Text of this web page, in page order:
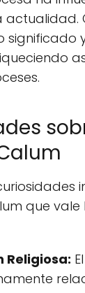
actualidad.
significado
que vale
Religiosa: